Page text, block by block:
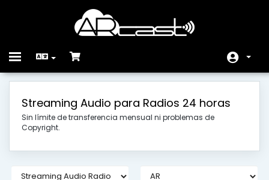
Toggle
Magasin
Streaming Audio para Radios 24 horas
Sin límite de transferencia mensual ni problemas de
Copyright.